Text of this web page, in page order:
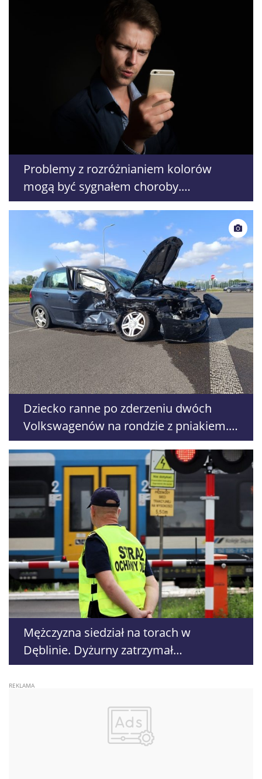
Problemy z rozróżnianiem kolorów
mogą być sygnałem choroby.
Naukowiec z Lublina stworzył aplikację
Dziecko ranne po zderzeniu dwóch
Volkswagenów na rondzie z pniakiem.
Droga jest zablokowana
Mężczyzna siedział na torach w
Dęblinie. Dyżurny zatrzymał
nadjeżdżający pociąg